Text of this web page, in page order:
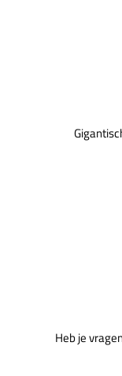
Heb je